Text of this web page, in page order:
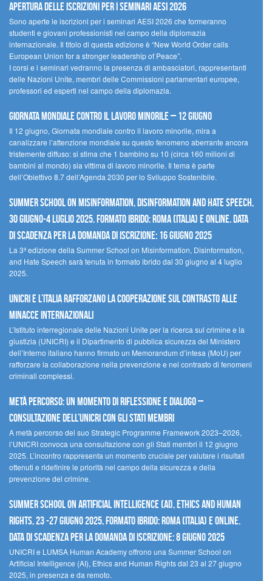
Apertura delle iscrizioni per i seminari AESI 2026
Sono aperte le iscrizioni per i seminari AESI 2026 che formeranno
studenti e giovani professionisti nel campo della diplomazia
internazionale. Il titolo di questa edizione è “New World Order calls
European Union for a stronger leadership of Peace”.
I corsi e i seminari vedranno la presenza di ambasciatori, rappresentanti
delle Nazioni Unite, membri delle Commissioni parlamentari europee,
professori ed esperti nel campo della diplomazia.
Giornata mondiale contro il lavoro minorile – 12 giugno
Il 12 giugno, Giornata mondiale contro il lavoro minorile, mira a
canalizzare l’attenzione mondiale su questo fenomeno aberrante ancora
tristemente diffuso: si stima che 1 bambino su 10 (circa 160 milioni di
bambini al mondo) sia vittima di lavoro minorile. Il tema è parte
dell’Obiettivo 8.7 dell’Agenda 2030 per lo Sviluppo Sostenibile.
Summer School on Misinformation, Disinformation and Hate Speech,
30 giugno-4 luglio 2025. Formato ibrido: Roma (Italia) e online. Data
di scadenza per la domanda di iscrizione: 16 giugno 2025
La 3ª edizione della Summer School on Misinformation, Disinformation,
and Hate Speech sarà tenuta in formato ibrido dal 30 giugno al 4 luglio
2025.
UNICRI e l’Italia rafforzano la cooperazione sul contrasto alle
minacce internazionali
L’Istituto interregionale delle Nazioni Unite per la ricerca sul crimine e la
giustizia (UNICRI) e il Dipartimento di pubblica sicurezza del Ministero
dell’Interno italiano hanno firmato un Memorandum d’intesa (MoU) per
rafforzare la collaborazione nella prevenzione e nel contrasto di fenomeni
criminali complessi.
Metà percorso: un momento di riflessione e dialogo –
Consultazione dell’UNICRI con gli Stati membri
A metà percorso del suo Strategic Programme Framework 2023–2026,
l’UNICRI convoca una consultazione con gli Stati membri il 12 giugno
2025. L’incontro rappresenta un momento cruciale per valutare i risultati
ottenuti e ridefinire le priorità nel campo della sicurezza e della
prevenzione del crimine.
Summer School on Artificial Intelligence (AI), Ethics and Human
Rights, 23 -27 giugno 2025, Formato Ibrido: Roma (Italia) e online.
Data di scadenza per la domanda di iscrizione: 8 giugno 2025
UNICRI e LUMSA Human Academy offrono una Summer School on
Artificial Intelligence (AI), Ethics and Human Rights dal 23 al 27 giugno
2025, in presenza e da remoto.